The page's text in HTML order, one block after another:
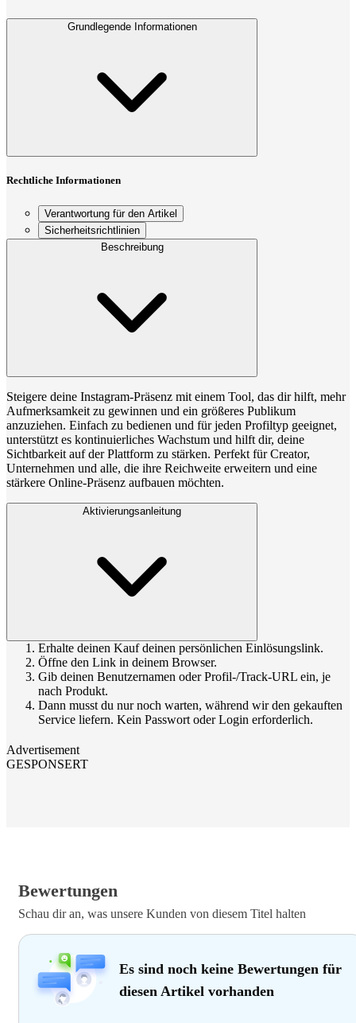
Grundlegende Informationen
Rechtliche Informationen
Verantwortung für den Artikel
Sicherheitsrichtlinien
Beschreibung
Steigere deine Instagram-Präsenz mit einem Tool, das dir hilft, mehr
Aufmerksamkeit zu gewinnen und ein größeres Publikum
anzuziehen. Einfach zu bedienen und für jeden Profiltyp geeignet,
unterstützt es kontinuierliches Wachstum und hilft dir, deine
Sichtbarkeit auf der Plattform zu stärken. Perfekt für Creator,
Unternehmen und alle, die ihre Reichweite erweitern und eine
stärkere Online-Präsenz aufbauen möchten.
Aktivierungsanleitung
Erhalte deinen Kauf deinen persönlichen Einlösungslink.
Öffne den Link in deinem Browser.
Gib deinen Benutzernamen oder Profil-/Track-URL ein, je
nach Produkt.
Dann musst du nur noch warten, während wir den gekauften
Service liefern. Kein Passwort oder Login erforderlich.
Advertisement
GESPONSERT
Bewertungen
Schau dir an, was unsere Kunden von diesem Titel halten
Es sind noch keine Bewertungen für
diesen Artikel vorhanden